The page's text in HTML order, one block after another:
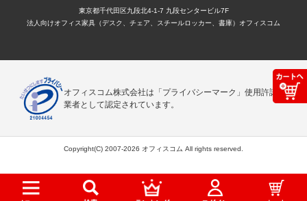
東京都千代田区九段北4-1-7 九段センタービル7F
法人向けオフィス家具（デスク、チェア、スチールロッカー、書庫）オフィスコム
オフィスコム株式会社は「プライバシーマーク」使用許諾事
業者として認定されています。
Copyright(C) 2007-2026 オフィスコム All rights reserved.